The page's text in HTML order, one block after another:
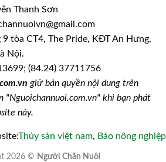
Thanh Sơn
tòa CT4, The Pride, KĐT An Hưng,
Nội.
(84.24) 37711756
giữ bản quyền nội dung trên
"Nguoichannuoi.com.vn" khi bạn phát
này.
Thủy sản việt nam, Báo nông nghiệp
2026 © Người Chăn Nuôi